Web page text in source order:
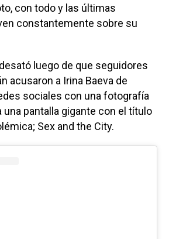
con todo y las últimas
constantemente sobre su
luego de que seguidores
acusaron a Irina Baeva de
sociales con una fotografía
una pantalla gigante con el título
Sex and the City.